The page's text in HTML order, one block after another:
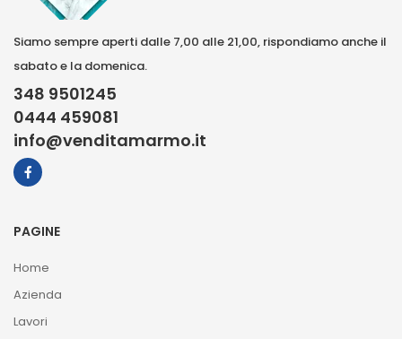
Siamo sempre aperti dalle 7,00 alle 21,00, rispondiamo anche il
sabato e la domenica.
348 9501245
0444 459081
info@venditamarmo.it
PAGINE
Home
Azienda
Lavori